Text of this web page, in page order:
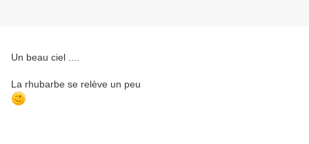
Un beau ciel ....
La rhubarbe se relève un peu